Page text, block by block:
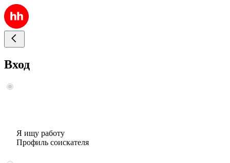
Вход
Я ищу работу
Профиль соискателя